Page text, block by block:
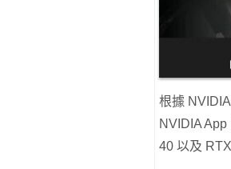
根據
NVIDIA
40 以及